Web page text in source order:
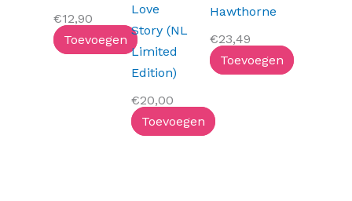
€12,90
Toevoegen
Love
Story (NL
Limited
Edition)
€20,00
Toevoegen
Hawthorne
€23,49
Toevoegen